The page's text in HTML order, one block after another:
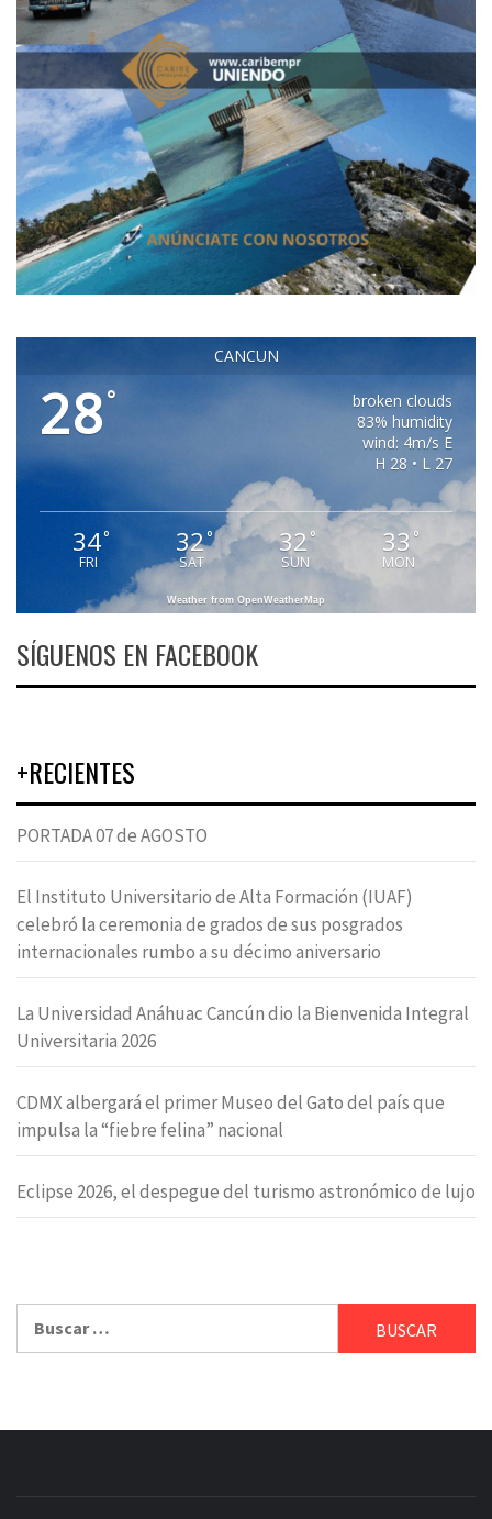
CANCUN
28°
broken clouds
83% humidity
wind: 4m/s E
H 28 • L 27
34°
FRI
32°
SAT
32 °
SUN
33 °
MON
Weather from OpenWeatherMap
SÍGUENOS EN FACEBOOK
+RECIENTES
PORTADA 07 de AGOSTO
El Instituto Universitario de Alta Formación (IUAF)
celebró la ceremonia de grados de sus posgrados
internacionales rumbo a su décimo aniversario
La Universidad Anáhuac Cancún dio la Bienvenida Integral
Universitaria 2026
CDMX albergará el primer Museo del Gato del país que
impulsa la “fiebre felina” nacional
Eclipse 2026, el despegue del turismo astronómico de lujo